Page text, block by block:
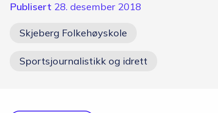
Publisert 28. desember 2018
Skjeberg Folkehøyskole
Sportsjournalistikk og idrett